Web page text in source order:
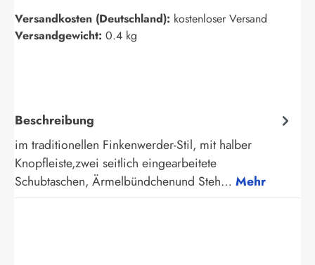
Versandkosten (Deutschland): kostenloser Versand
Versandgewicht: 0.4 kg
Beschreibung
im traditionellen Finkenwerder-Stil, mit halber
Knopfleiste,zwei seitlich eingearbeitete
Schubtaschen, Ärmelbündchenund Steh… Mehr